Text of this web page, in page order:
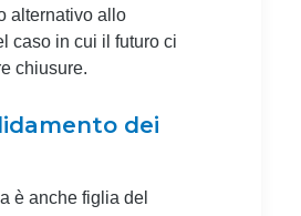
alternativo allo
caso in cui il futuro ci
chiusure.
dei
è anche figlia del